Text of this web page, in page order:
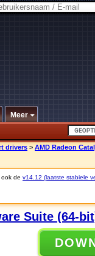
Meer
drivers > AMD Radeon
de v14.12 (laatste stabiele
Suite (64-